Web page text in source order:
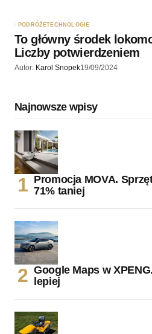
PODRÓŻETECHNOLOGIE
To główny środek
Liczby potwierdzeniem
Autor: Karol Snopek19/09/2024
Najnowsze wpisy
Promocja MOVA.
71% taniej
Google Maps w
lepiej